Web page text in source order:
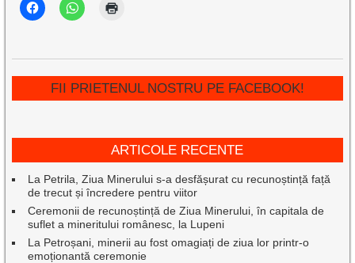
FII PRIETENUL NOSTRU PE FACEBOOK!
ARTICOLE RECENTE
La Petrila, Ziua Minerului s-a desfășurat cu recunoștință față
de trecut și încredere pentru viitor
Ceremonii de recunoștință de Ziua Minerului, în capitala de
suflet a mineritului românesc, la Lupeni
La Petroșani, minerii au fost omagiați de ziua lor printr-o
emoționantă ceremonie